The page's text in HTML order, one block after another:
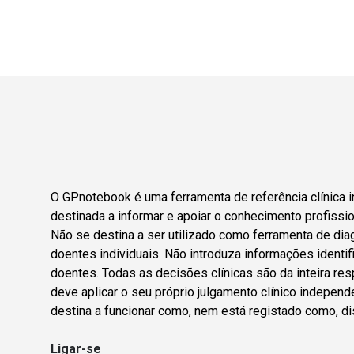
O GPnotebook é uma ferramenta de referência clínica
destinada a informar e apoiar o conhecimento
Não se destina a ser utilizado como ferramenta de
doentes individuais. Não introduza informações
doentes. Todas as decisões clínicas são da inteira
deve aplicar o seu próprio julgamento clínico
destina a funcionar como, nem está registado como,
Ligar-se